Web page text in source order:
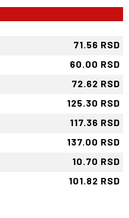
71.56 RSD
60.00 RSD
72.62 RSD
125.30 RSD
117.36 RSD
137.00 RSD
10.70 RSD
101.82 RSD